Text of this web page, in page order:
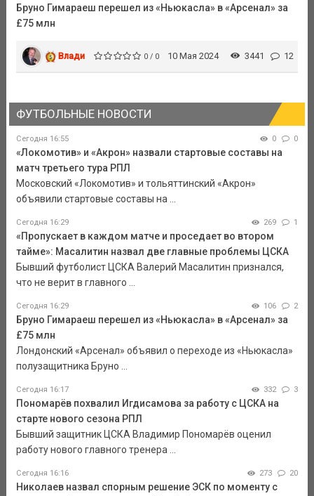
Бруно Гимараеш перешел из «Ньюкасла» в «Арсенал» за
£75 млн
Влади 0 / 0 10 Мая 2024 3441 12
ФУТБОЛЬНЫЕ НОВОСТИ
Сегодня 16:55 0 0
«Локомотив» и «Акрон» назвали стартовые составы на
матч третьего тура РПЛ
Московский «Локомотив» и тольяттинский «Акрон»
объявили стартовые составы на ...
Сегодня 16:29 269 1
«Пропускает в каждом матче и проседает во втором
тайме»: Масалитин назвал две главные проблемы ЦСКА
Бывший футболист ЦСКА Валерий Масалитин признался,
что не верит в главного ...
Сегодня 16:29 106 2
Бруно Гимараеш перешел из «Ньюкасла» в «Арсенал» за
£75 млн
Лондонский «Арсенал» объявил о переходе из «Ньюкасла»
полузащитника Бруно ...
Сегодня 16:17 332 3
Пономарёв похвалил Игдисамова за работу с ЦСКА на
старте нового сезона РПЛ
Бывший защитник ЦСКА Владимир Пономарёв оценил
работу нового главного тренера ...
Сегодня 16:16 273 20
Николаев назвал спорным решение ЭСК по моменту с